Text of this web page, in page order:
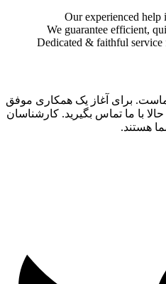
Our experienced help
We guarantee efficient,
Dedicated & faithful service
برای آغاز یک همکاری موفق
با ما تماس بگیرید. کارشناسان
هستند.